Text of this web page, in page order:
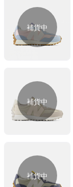
補貨中
補貨中
補貨中